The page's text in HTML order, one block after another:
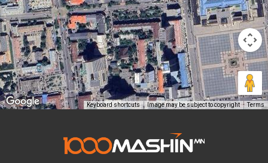
Keyboard shortcuts Image may be subject to copyright Terms